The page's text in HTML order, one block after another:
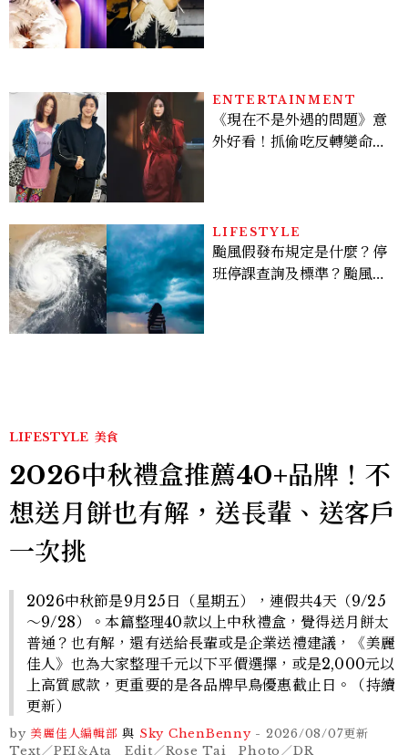
ENTERTAINMENT
《現在不是外遇的問題》意
外好看！抓偷吃反轉變命
看點懶人包
LIFESTYLE
颱風假發布規定是什麼？停
班停課查詢及標準？颱風假
LIFESTYLE 美食
2026中秋禮盒推薦40+品牌！不
想送月餅也有解，送長輩、送客戶
一次挑
2026中秋節是9月25日（星期五），連假共4天（9/25
～9/28）。本篇整理40款以上中秋禮盒，覺得送月餅太
普通？也有解，還有送給長輩或是企業送禮建議，《美麗
佳人》也為大家整理千元以下平價選擇，或是2,000元以
上高質感款，更重要的是各品牌早鳥優惠截止日。（持續
更新）
by 美麗佳人編輯部 與 Sky ChenBenny- 2026/08/07更新
Text／PEI＆Ata Edit／Rose Tai Photo／DR